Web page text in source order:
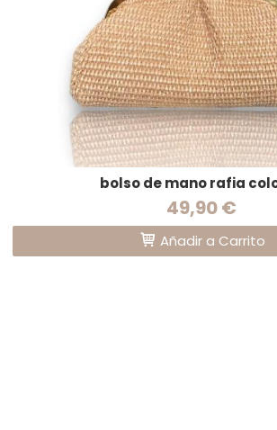
bolso de mano rafia
49,90 €
Añadir a Carrito